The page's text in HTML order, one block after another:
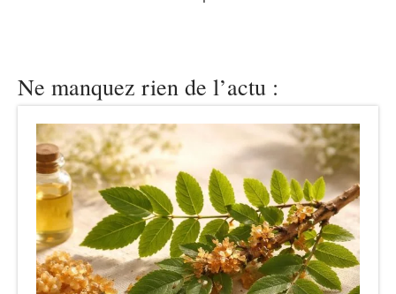
Ne manquez rien de l’actu :